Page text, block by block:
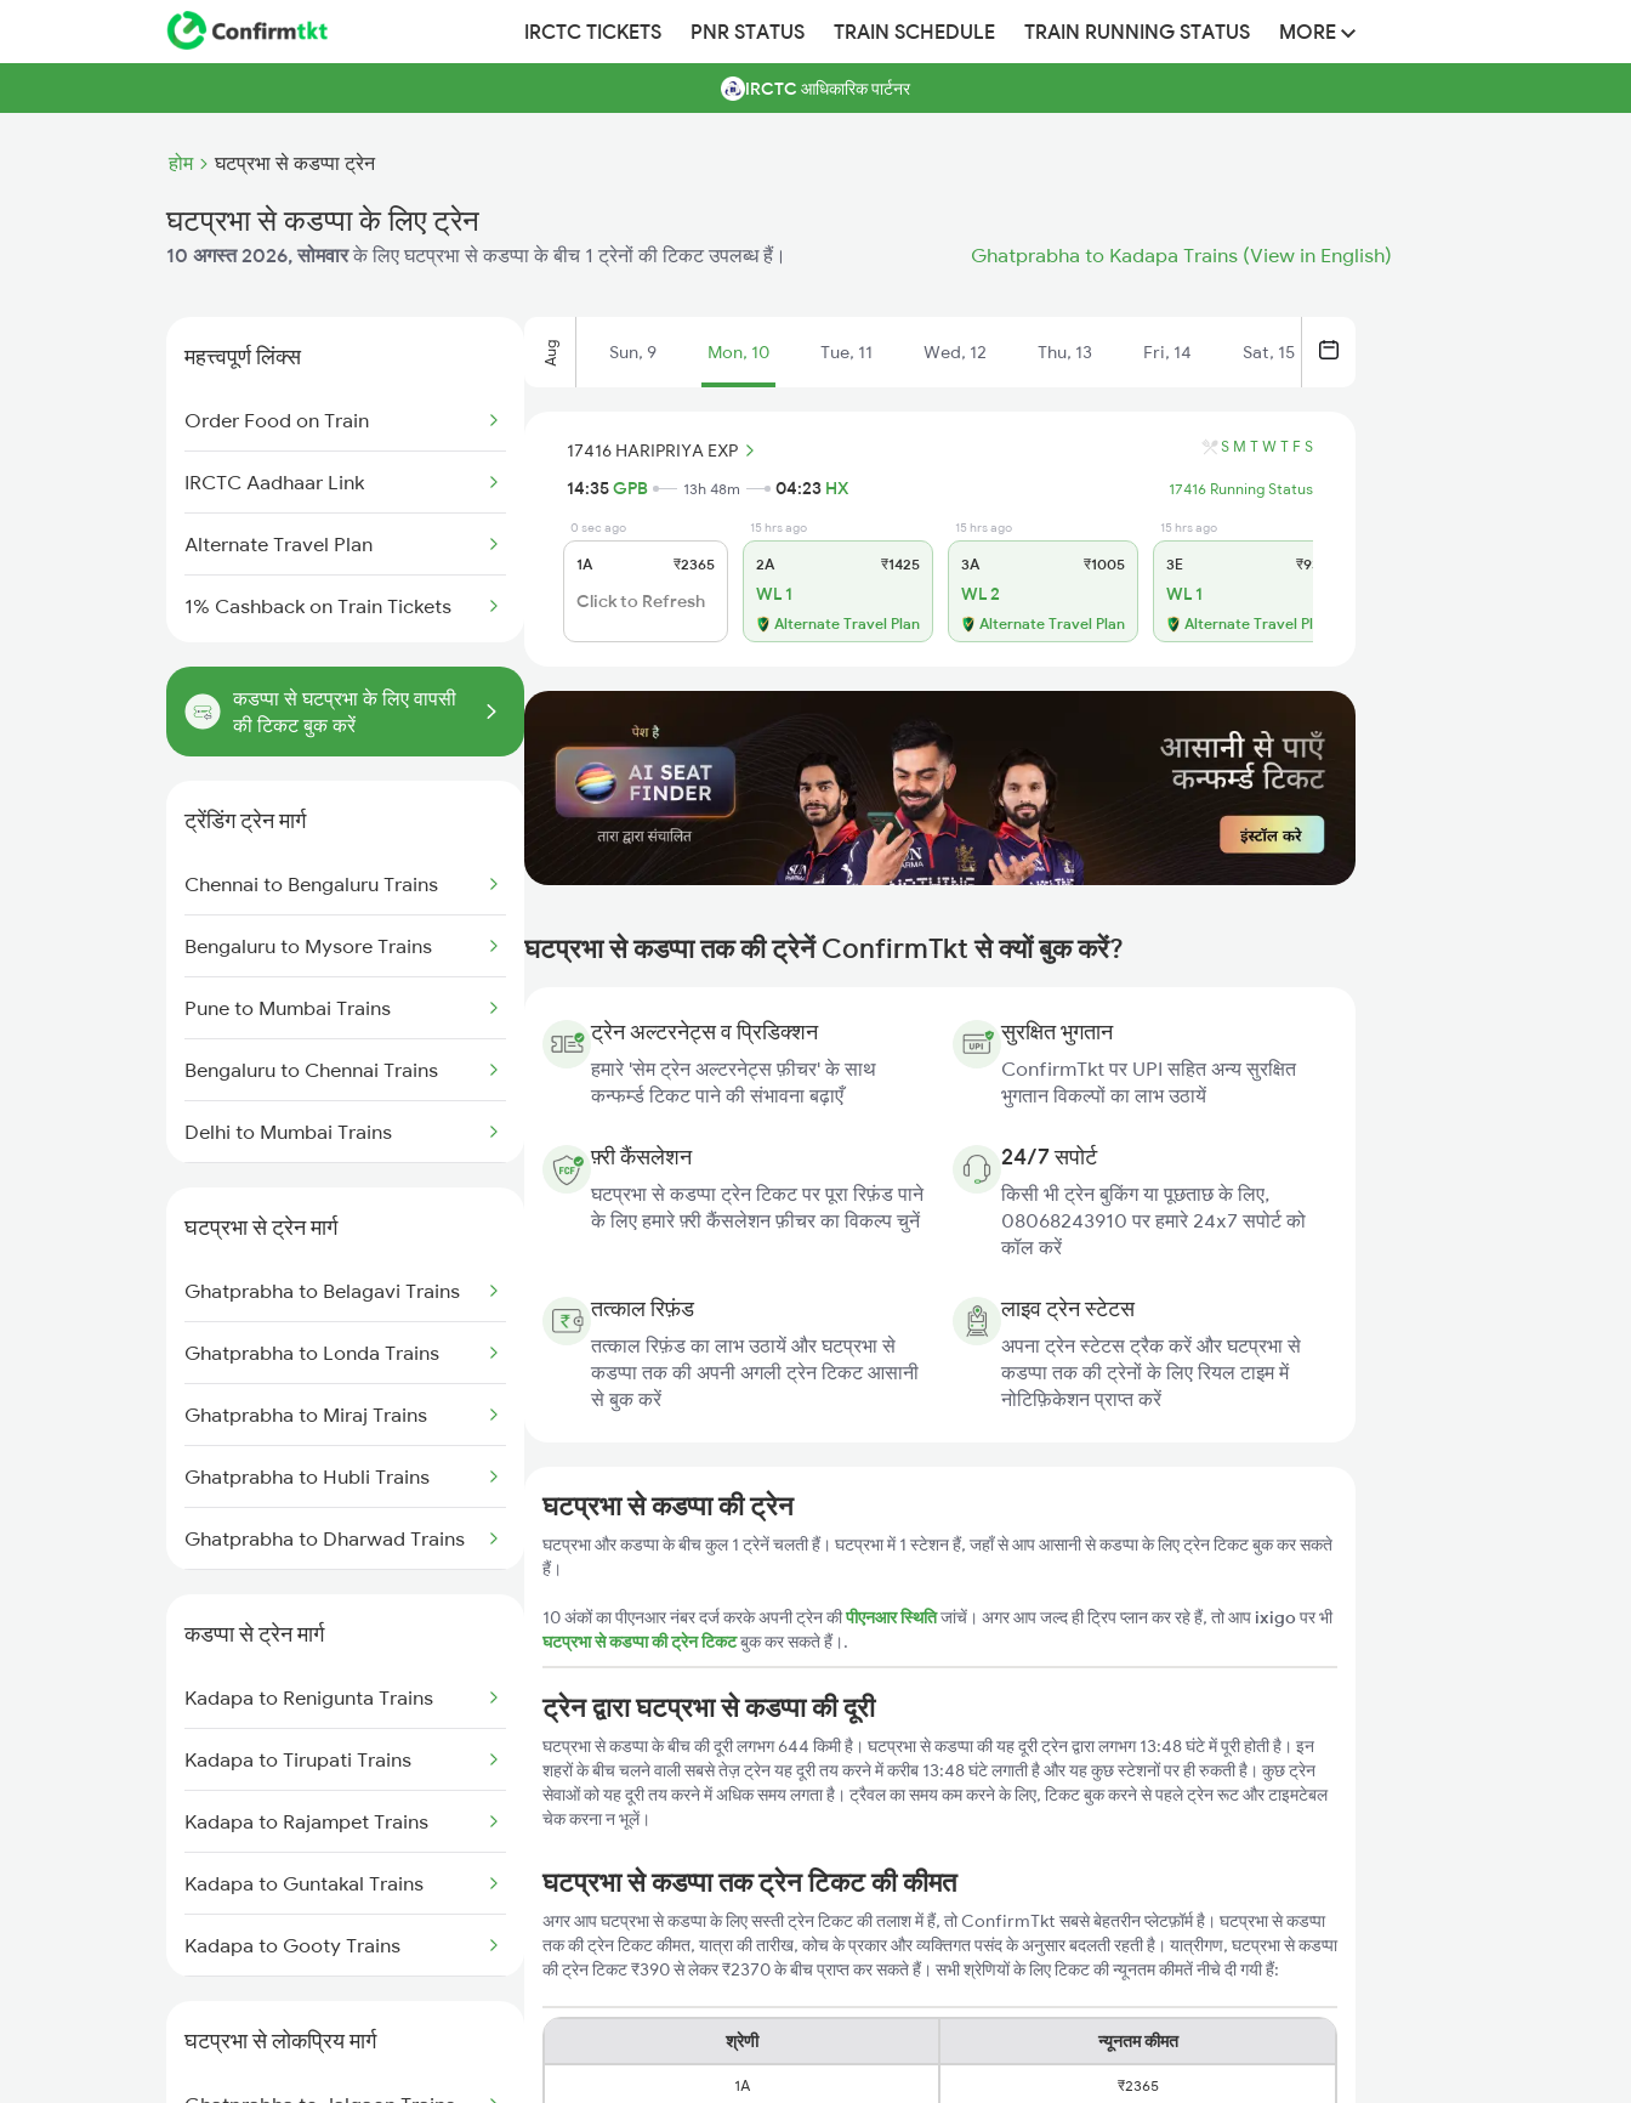
IRCTC TICKETS PNR STATUS TRAIN SCHEDULE TRAIN RUNNING STATUS MORE
IRCTC आधिकारिक पार्टनर
होम घटप्रभा से कडप्पा ट्रेन
घटप्रभा से कडप्पा के लिए ट्रेन
10 अगस्त 2026, सोमवारके लिए घटप्रभा से कडप्पा के बीच 1 ट्रेनों की टिकट उपलब्ध हैं। Ghatprabha to Kadapa Trains (View in English)
महत्त्वपूर्ण लिंक्स
Order Food on Train
IRCTC Aadhaar Link
Alternate Travel Plan
1% Cashback on Train Tickets
कडप्पा से घटप्रभा के लिए वापसी
की टिकट बुक करें
ट्रेंडिंग ट्रेन मार्ग
Chennai to Bengaluru Trains
Bengaluru to Mysore Trains
Pune to Mumbai Trains
Bengaluru to Chennai Trains
Delhi to Mumbai Trains
Mumbai to Delhi Trains
Mumbai to Goa Trains
Chennai to Coimbatore Trains
घटप्रभा से ट्रेन मार्ग
Ghatprabha to Belagavi Trains
Ghatprabha to Londa Trains
Ghatprabha to Miraj Trains
Ghatprabha to Hubli Trains
Ghatprabha to Dharwad Trains
Ghatprabha to Gokak Trains
Ghatprabha to Raibag Trains
Ghatprabha to Birur Trains
Ghatprabha to Bengaluru Trains
Ghatprabha to Tholahunase
Ghatprabha to Tumkur Trains
कडप्पा से ट्रेन मार्ग
Kadapa to Renigunta Trains
Kadapa to Tirupati Trains
Kadapa to Rajampet Trains
Kadapa to Guntakal Trains
Kadapa to Gooty Trains
घटप्रभा से लोकप्रिय मार्ग
Aug Sun, 9 Mon, 10 Tue, 11 Wed, 12 Thu, 13 Fri, 14 Sat, 15
17416 HARIPRIYA EXP S M T W T F S
14:35GPB 13h 48m 04:23 HX 17416 Running Status
0 sec ago
1A ₹2365
Click to Refresh
15 hrs ago
2A ₹1425
WL 1
Alternate Travel Plan
15 hrs ago
3A ₹1005
WL 2
Alternate Travel Plan
15 hrs ago
3E ₹930
WL 1
Alternate Travel Plan
घटप्रभा से कडप्पा तक की ट्रेनें ConfirmTkt से क्यों बुक करें?
ट्रेन अल्टरनेट्स व प्रिडिक्शन
हमारे 'सेम ट्रेन अल्टरनेट्स फ़ीचर' के साथ
कन्फर्म्ड टिकट पाने की संभावना बढ़ाएँ
सुरक्षित भुगतान
ConfirmTkt पर UPI सहित अन्य सुरक्षित
भुगतान विकल्पों का लाभ उठायें
फ़्री कैंसलेशन
घटप्रभा से कडप्पा ट्रेन टिकट पर पूरा रिफ़ंड पाने
के लिए हमारे फ़्री कैंसलेशन फ़ीचर का विकल्प चुनें
24/7 सपोर्ट
किसी भी ट्रेन बुकिंग या पूछताछ के लिए,
08068243910 पर हमारे 24x7 सपोर्ट को
कॉल करें
तत्काल रिफ़ंड
तत्काल रिफ़ंड का लाभ उठायें और घटप्रभा से
कडप्पा तक की अपनी अगली ट्रेन टिकट आसानी
से बुक करें
लाइव ट्रेन स्टेटस
अपना ट्रेन स्टेटस ट्रैक करें और घटप्रभा से
कडप्पा तक की ट्रेनों के लिए रियल टाइम में
नोटिफ़िकेशन प्राप्त करें
घटप्रभा से कडप्पा की ट्रेन
घटप्रभा और कडप्पा के बीच कुल 1 ट्रेनें चलती हैं। घटप्रभा में 1 स्टेशन हैं, जहाँ से आप आसानी से कडप्पा के लिए ट्रेन टिकट बुक कर सकते
हैं।
10 अंकों का पीएनआर नंबर दर्ज करके अपनी ट्रेन कीपीएनआर स्थितिजांचें। अगर आप जल्द ही ट्रिप प्लान कर रहे हैं, तो आप ixigoपर भी
घटप्रभा से कडप्पा की ट्रेन टिकटबुक कर सकते हैं।.
ट्रेन द्वारा घटप्रभा से कडप्पा की दूरी
घटप्रभा से कडप्पा के बीच की दूरी लगभग 644 किमी है। घटप्रभा से कडप्पा की यह दूरी ट्रेन द्वारा लगभग 13:48 घंटे में पूरी होती है। इन
शहरों के बीच चलने वाली सबसे तेज़ ट्रेन यह दूरी तय करने में करीब 13:48 घंटे लगाती है और यह कुछ स्टेशनों पर ही रुकती है। कुछ ट्रेन
सेवाओं को यह दूरी तय करने में अधिक समय लगता है। ट्रैवल का समय कम करने के लिए, टिकट बुक करने से पहले ट्रेन रूट और टाइमटेबल
चेक करना न भूलें।
घटप्रभा से कडप्पा तक ट्रेन टिकट की कीमत
अगर आप घटप्रभा से कडप्पा के लिए सस्ती ट्रेन टिकट की तलाश में हैं, तो ConfirmTkt सबसे बेहतरीन प्लेटफ़ॉर्म है। घटप्रभा से कडप्पा
तक की ट्रेन टिकट कीमत, यात्रा की तारीख, कोच के प्रकार और व्यक्तिगत पसंद के अनुसार बदलती रहती है। यात्रीगण, घटप्रभा से कडप्पा
की ट्रेन टिकट ₹390 से लेकर ₹2370 के बीच प्राप्त कर सकते हैं। सभी श्रेणियों के लिए टिकट की न्यूनतम कीमतें नीचे दी गयी हैं:
श्रेणी न्यूनतम कीमत
1A ₹2365